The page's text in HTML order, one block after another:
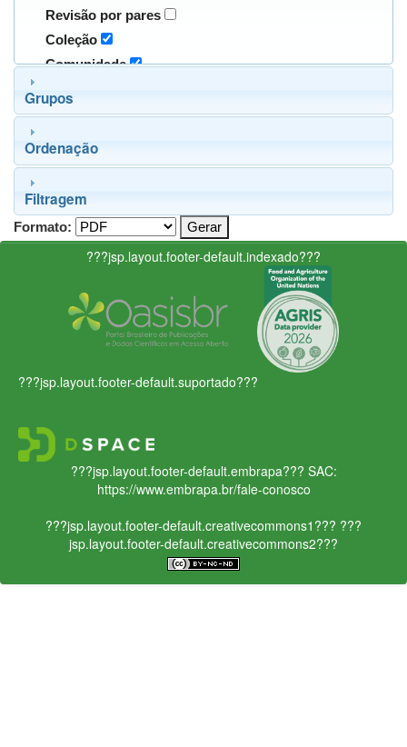
Revisão por pares
Coleção
Comunidade
Grupos
Ordenação
Filtragem
Formato:
???jsp.layout.footer-default.indexado???
???jsp.layout.footer-default.suportado???
???jsp.layout.footer-default.embrapa??? SAC:
https://www.embrapa.br/fale-conosco
???jsp.layout.footer-default.creativecommons1??? ???
jsp.layout.footer-default.creativecommons2???